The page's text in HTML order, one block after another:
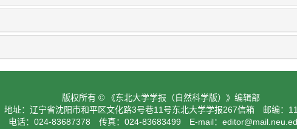
版权所有 © 《东北大学学报（自然科学版）》编辑部
地址：辽宁省沈阳市和平区文化路3号巷11号东北大学学报267信箱 邮编：
电话：024-83687378 传真：024-83683499 E-mail：